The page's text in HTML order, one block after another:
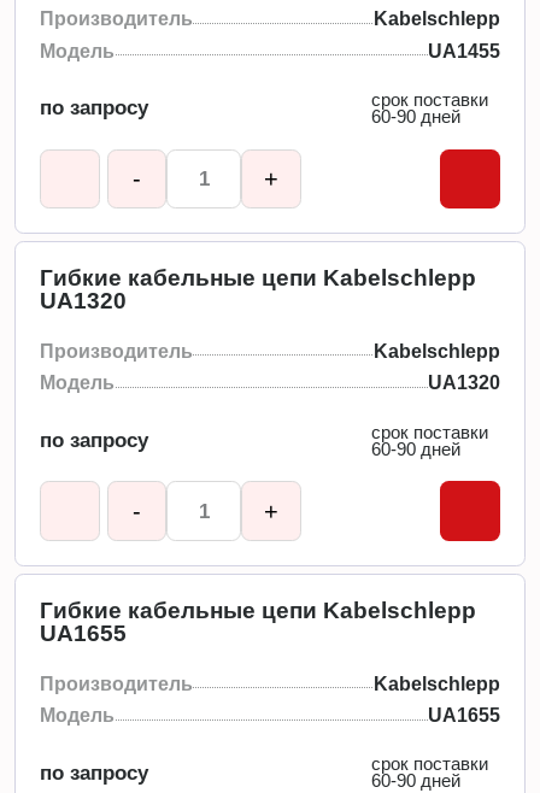
Производитель
Kabelschlepp
Модель
UA1455
по запросу
срок поставки
60-90 дней
- +
Гибкие кабельные цепи Kabelschlepp
UA1320
Производитель
Kabelschlepp
Модель
UA1320
по запросу
срок поставки
60-90 дней
- +
Гибкие кабельные цепи Kabelschlepp
UA1655
Производитель
Kabelschlepp
Модель
UA1655
по запросу
срок поставки
60-90 дней